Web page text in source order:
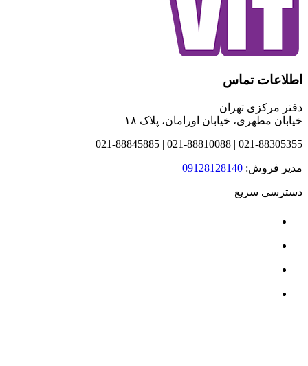
اطلاعات تماس
دفتر مرکزی تهران
خیابان مطهری، خیابان اورامان، پلاک ۱۸
021-88305355 | 021-88810088 | 021-88845885
مدیر فروش: 09128128140
دسترسی سریع